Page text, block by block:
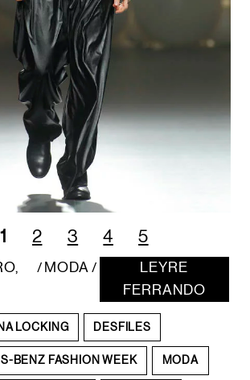
1 2 3 4 5
/ MODA /
LEYRE
FERRANDO
LOCKING DESFILES
BENZ FASHION WEEK MODA